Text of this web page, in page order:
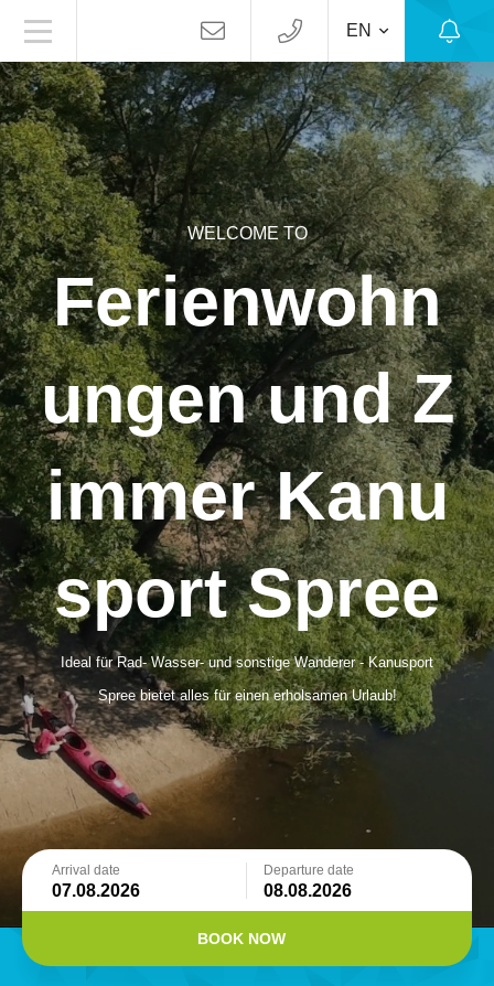
EN
WELCOME TO
Ferienwohn
ungen und Z
immer Kanu
sport Spree
Ideal für Rad- Wasser- und sonstige Wanderer - Kanusport
Spree bietet alles für einen erholsamen Urlaub!
Arrival date Departure date
BOOK NOW